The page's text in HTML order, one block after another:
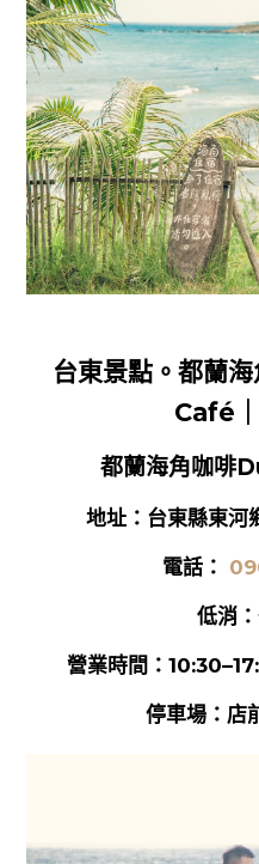
台東景點。都蘭
Café
都蘭海角咖啡
地址：台東縣東河
電話：
低消
營業時間：
停車場：店